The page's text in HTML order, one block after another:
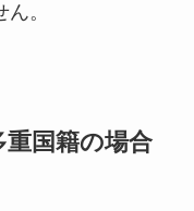
。
国籍の場合